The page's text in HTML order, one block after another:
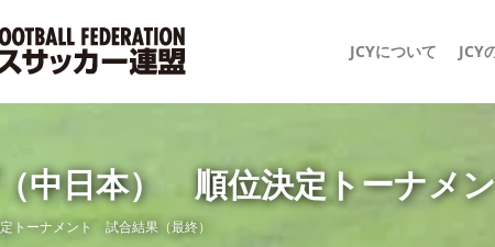
JCYについて JCY
中日本） 順位決定トーナメ
トーナメント 試合結果（最終）